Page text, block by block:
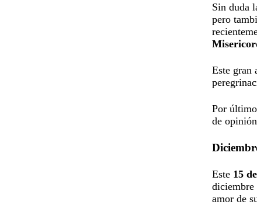
Sin duda
pero
Este gran
Por
de
Este 15
diciembre
amor de